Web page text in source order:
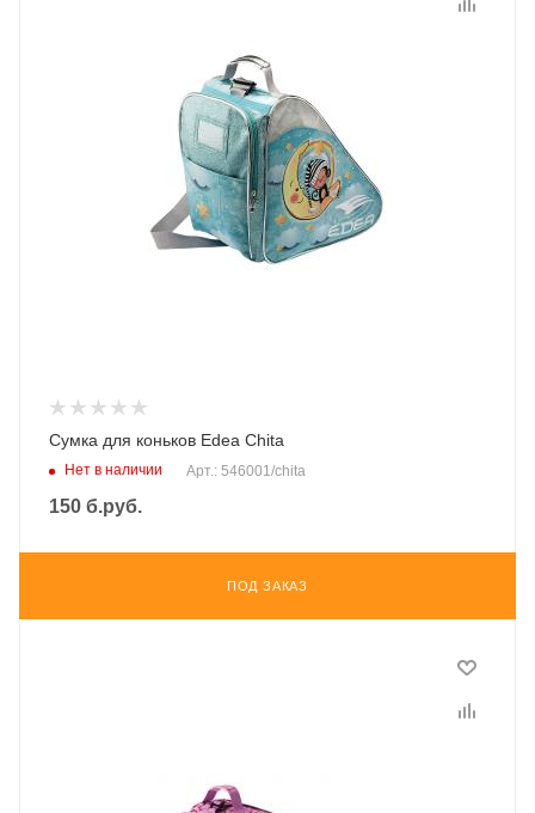
Сумка для коньков Edea Chita
Нет в наличии Арт.: 546001/chita
150 б.руб.
ПОД ЗАКАЗ